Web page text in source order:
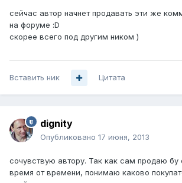
сейчас автор начнет продавать эти же
на форуме :D
скорее всего под другим ником )
Вставить ник Цитата
dignity
Опубликовано 17 июня, 2013
сочувствую автору. Так как сам продаю бу
время от времени, понимаю каково